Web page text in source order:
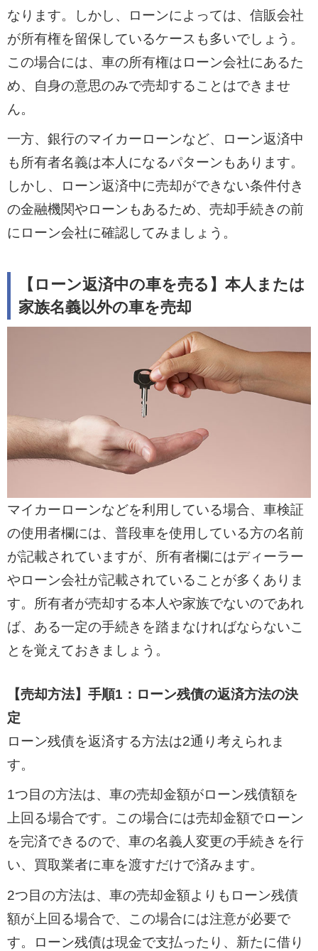
なります。しかし、ローンによっては、信販会社
が所有権を留保しているケースも多いでしょう。
この場合には、車の所有権はローン会社にあるた
め、自身の意思のみで売却することはできませ
ん。
一方、銀行のマイカーローンなど、ローン返済中
も所有者名義は本人になるパターンもあります。
しかし、ローン返済中に売却ができない条件付き
の金融機関やローンもあるため、売却手続きの前
にローン会社に確認してみましょう。
【ローン返済中の車を売る】本人または
家族名義以外の車を売却
マイカーローンなどを利用している場合、車検証
の使用者欄には、普段車を使用している方の名前
が記載されていますが、所有者欄にはディーラー
やローン会社が記載されていることが多くありま
す。所有者が売却する本人や家族でないのであれ
ば、ある一定の手続きを踏まなければならないこ
とを覚えておきましょう。
【売却方法】手順1：ローン残債の返済方法の決
定
ローン残債を返済する方法は2通り考えられま
す。
1つ目の方法は、車の売却金額がローン残債額を
上回る場合です。この場合には売却金額でローン
を完済できるので、車の名義人変更の手続きを行
い、買取業者に車を渡すだけで済みます。
2つ目の方法は、車の売却金額よりもローン残債
額が上回る場合で、この場合には注意が必要で
す。ローン残債は現金で支払ったり、新たに借り